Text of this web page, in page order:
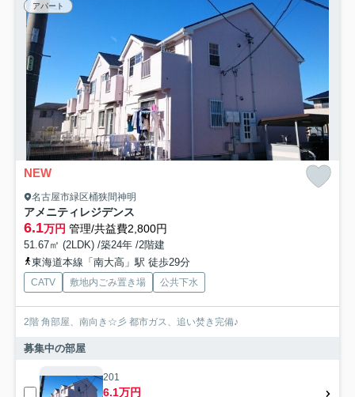
アパート
NEW
名古屋市緑区桶狭間神明
アメニティレジデンス
6.1万円 管理/共益費2,800円
51.67㎡ (2LDK) /築24年 /2階建
東海道本線「南大高」駅 徒歩29分
CATV 敷地内ごみ置き場 公共下水
2階 角部屋、南向き☆彡 都市ガス、追い焚き完備♪
募集中の部屋
201
6.1万円